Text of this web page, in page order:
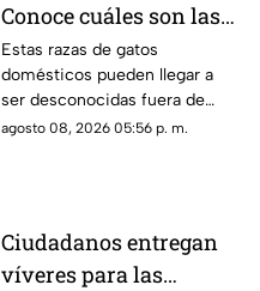
Conoce cuáles son las
cinco razas más raras
de gatos domésticos en
todo el mundo
Estas razas de gatos
domésticos pueden llegar a
ser desconocidas fuera de
círculos especializados, y
agosto 08, 2026 05:56 p. m.
Ciudadanos entregan
víveres para las